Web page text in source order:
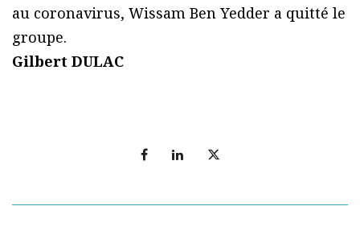
au coronavirus, Wissam Ben Yedder a quitté le
groupe.
Gilbert DULAC